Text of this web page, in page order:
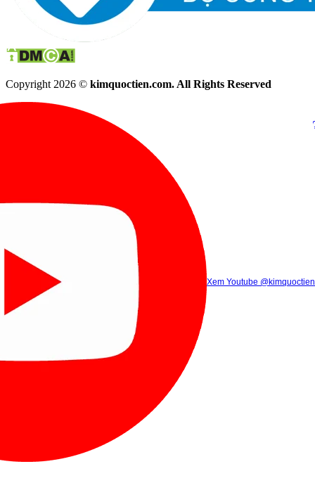
Copyright 2026 © kimquoctien.com. All Rights Reserved
Xem Tik Tok
(8h00 - 21h30)
(8h00 -
Gọi điện (8h00 - 21h30)
Xem Youtube @kimquoctien